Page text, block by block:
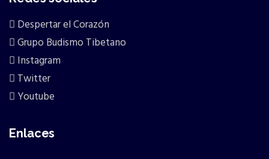
Despertar el Corazón
Grupo Budismo Tibetano
Instagram
Twitter
Youtube
Enlaces